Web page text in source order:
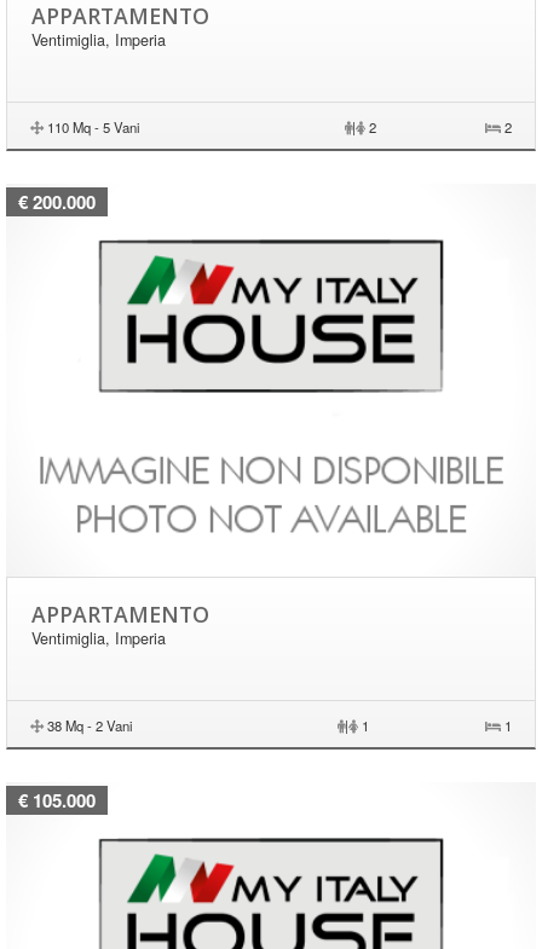
APPARTAMENTO
Ventimiglia, Imperia
110 Mq - 5 Vani | 2 2
€ 200.000
APPARTAMENTO
Ventimiglia, Imperia
38 Mq - 2 Vani | 1 1
€ 105.000